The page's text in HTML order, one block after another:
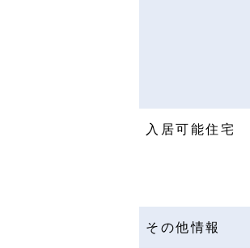
入居可能住宅
その他情報